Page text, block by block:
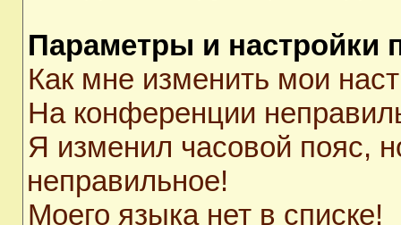
Параметры и настройки
Как мне изменить мои
На конференции
Я изменил часовой пояс,
неправильное!
Моего языка нет в списке!